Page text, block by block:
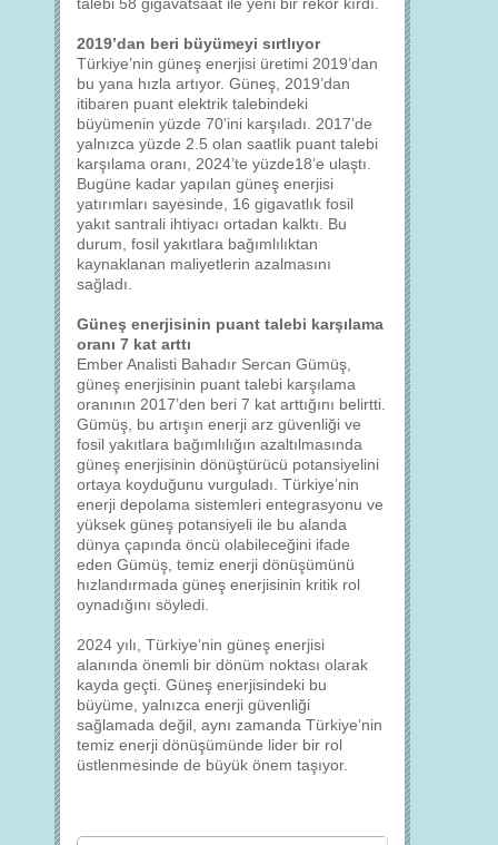
2019’dan beri büyümeyi sırtlıyor
Türkiye’nin güneş enerjisi üretimi 2019’dan
bu yana hızla artıyor. Güneş, 2019’dan
itibaren puant elektrik talebindeki
büyümenin yüzde 70’ini karşıladı. 2017’de
yalnızca yüzde 2.5 olan saatlik puant talebi
karşılama oranı, 2024’te yüzde18’e ulaştı.
Bugüne kadar yapılan güneş enerjisi
yatırımları sayesinde, 16 gigavatlık fosil
yakıt santrali ihtiyacı ortadan kalktı. Bu
durum, fosil yakıtlara bağımlılıktan
kaynaklanan maliyetlerin azalmasını
sağladı.
Güneş enerjisinin puant talebi karşılama
oranı 7 kat arttı
Ember Analisti Bahadır Sercan Gümüş,
güneş enerjisinin puant talebi karşılama
oranının 2017’den beri 7 kat arttığını belirtti.
Gümüş, bu artışın enerji arz güvenliği ve
fosil yakıtlara bağımlılığın azaltılmasında
güneş enerjisinin dönüştürücü potansiyelini
ortaya koyduğunu vurguladı. Türkiye’nin
enerji depolama sistemleri entegrasyonu ve
yüksek güneş potansiyeli ile bu alanda
dünya çapında öncü olabileceğini ifade
eden Gümüş, temiz enerji dönüşümünü
hızlandırmada güneş enerjisinin kritik rol
oynadığını söyledi.
2024 yılı, Türkiye’nin güneş enerjisi
alanında önemli bir dönüm noktası olarak
kayda geçti. Güneş enerjisindeki bu
büyüme, yalnızca enerji güvenliği
sağlamada değil, aynı zamanda Türkiye’nin
temiz enerji dönüşümünde lider bir rol
üstlenmesinde de büyük önem taşıyor.